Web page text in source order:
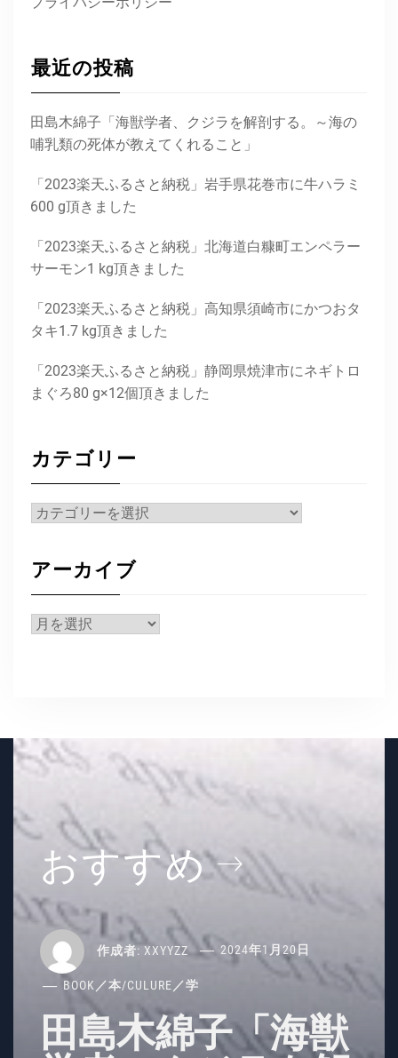
最近の投稿
田島木綿子「海獣学者、クジラを解剖する。～海の
哺乳類の死体が教えてくれること」
「2023楽天ふるさと納税」岩手県花巻市に牛ハラミ
600 g頂きました
「2023楽天ふるさと納税」北海道白糠町エンペラー
サーモン1 kg頂きました
「2023楽天ふるさと納税」高知県須崎市にかつおタ
タキ1.7 kg頂きました
「2023楽天ふるさと納税」静岡県焼津市にネギトロ
まぐろ80 g×12個頂きました
カテゴリー
カ
リ
ー
アーカイブ
ア
おすすめ
作成者: XXYYZZ 2024年1月20日
BOOK／本/CULURE／学
田島木綿子「海獣